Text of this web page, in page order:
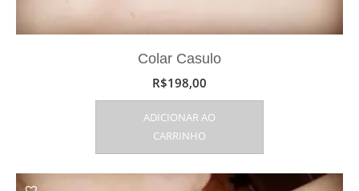
Colar Casulo
R$198,00
ADICIONAR AO
CARRINHO